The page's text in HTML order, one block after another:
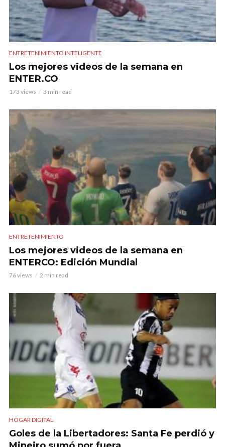
ENTRETENIMIENTO INTELIGENTE
Los mejores videos de la semana en
ENTER.CO
173 views 3 min read
ENTRETENIMIENTO
Los mejores videos de la semana en
ENTERCO: Edición Mundial
76 views 2 min read
HOGAR DIGITAL
Goles de la Libertadores: Santa Fe perdió y